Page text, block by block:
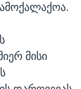
მისი